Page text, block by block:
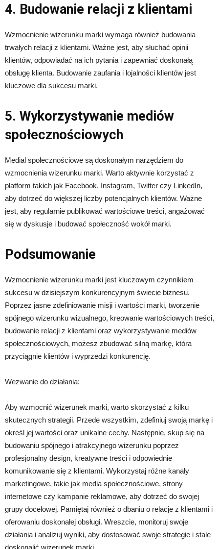
4. Budowanie relacji z klientami
Wzmocnienie wizerunku marki wymaga również budowania
trwałych relacji z klientami. Ważne jest, aby słuchać opinii
klientów, odpowiadać na ich pytania i zapewniać doskonałą
obsługę klienta. Budowanie zaufania i lojalności klientów jest
kluczowe dla sukcesu marki.
5. Wykorzystywanie mediów
społecznościowych
Medial społecznościowe są doskonałym narzędziem do
wzmocnienia wizerunku marki. Warto aktywnie korzystać z
platform takich jak Facebook, Instagram, Twitter czy LinkedIn,
aby dotrzeć do większej liczby potencjalnych klientów. Ważne
jest, aby regularnie publikować wartościowe treści, angażować
się w dyskusje i budować społeczność wokół marki.
Podsumowanie
Wzmocnienie wizerunku marki jest kluczowym czynnikiem
sukcesu w dzisiejszym konkurencyjnym świecie biznesu.
Poprzez jasne zdefiniowanie misji i wartości marki, tworzenie
spójnego wizerunku wizualnego, kreowanie wartościowych treści,
budowanie relacji z klientami oraz wykorzystywanie mediów
społecznościowych, możesz zbudować silną markę, która
przyciągnie klientów i wyprzedzi konkurencję.
Wezwanie do działania:
Aby wzmocnić wizerunek marki, warto skorzystać z kilku
skutecznych strategii. Przede wszystkim, zdefiniuj swoją markę i
określ jej wartości oraz unikalne cechy. Następnie, skup się na
budowaniu spójnego i atrakcyjnego wizerunku poprzez
profesjonalny design, kreatywne treści i odpowiednie
komunikowanie się z klientami. Wykorzystaj różne kanały
marketingowe, takie jak media społecznościowe, strony
internetowe czy kampanie reklamowe, aby dotrzeć do swojej
grupy docelowej. Pamiętaj również o dbaniu o relacje z klientami i
oferowaniu doskonałej obsługi. Wreszcie, monitoruj swoje
działania i analizuj wyniki, aby dostosować swoje strategie i stale
doskonalić wizerunek marki.